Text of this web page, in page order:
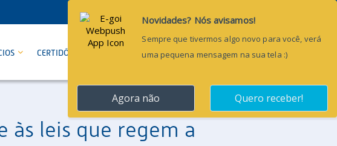
CERTIDÕES CONTATO Pesquisar...
às leis que regem a